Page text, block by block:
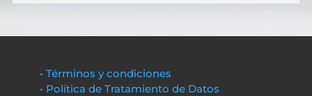
• Términos y condiciones
• Política de Tratamiento de Datos